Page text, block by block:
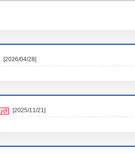
[2026/04/28]
[2025/11/21]